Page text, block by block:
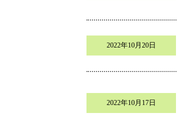
2022年10月20日
2022年10月17日